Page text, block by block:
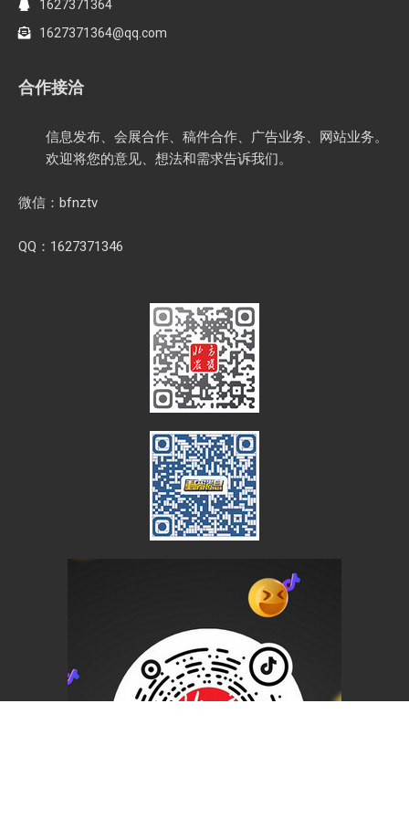
1627371364
1627371364@qq.com
合作接洽
信息发布、会展合作、稿件合作、广告业务、网站业务。
欢迎将您的意见、想法和需求告诉我们。
微信：bfnztv
QQ：1627371346